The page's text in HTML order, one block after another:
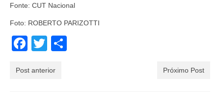
Fonte: CUT Nacional
Foto: ROBERTO PARIZOTTI
Facebook
Twitter
Post anterior Próximo Post